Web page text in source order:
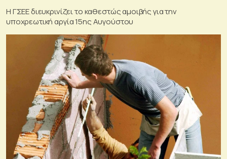
Η ΓΣΕΕ διευκρινίζει το καθεστώς αμοιβής για την
υποχρεωτική αργία 15ης Αυγούστου